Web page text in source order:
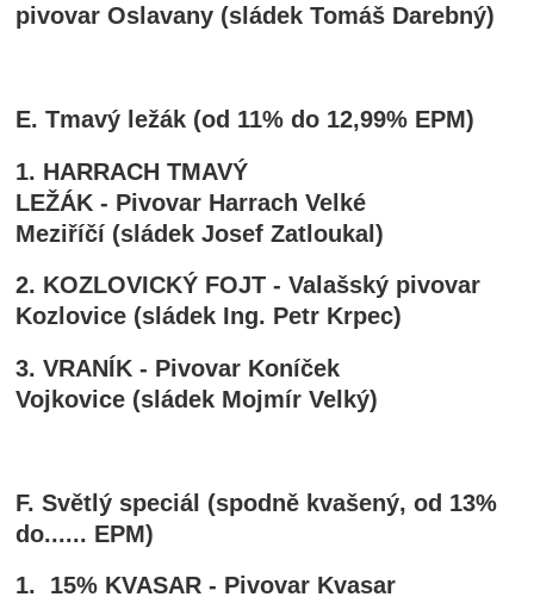
pivovar Oslavany (sládek Tomáš Darebný)
E. Tmavý ležák (od 11% do 12,99% EPM)
1. HARRACH TMAVÝ
LEŽÁK - Pivovar Harrach Velké
Meziříčí (sládek Josef Zatloukal)
2. KOZLOVICKÝ FOJT - Valašský pivovar
Kozlovice (sládek Ing. Petr Krpec)
3. VRANÍK - Pivovar Koníček
Vojkovice (sládek Mojmír Velký)
F. Světlý speciál (spodně kvašený, od 13%
do...... EPM)
1. 15% KVASAR - Pivovar Kvasar